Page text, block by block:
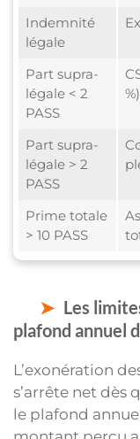
Indemnité
légale
Part supra-
légale < 2
PASS
%)
Part supra-
légale > 2
PASS
Prime totale
> 10 PASS
Les
plafond annuel
L’exonération
s’arrête net dès
le plafond